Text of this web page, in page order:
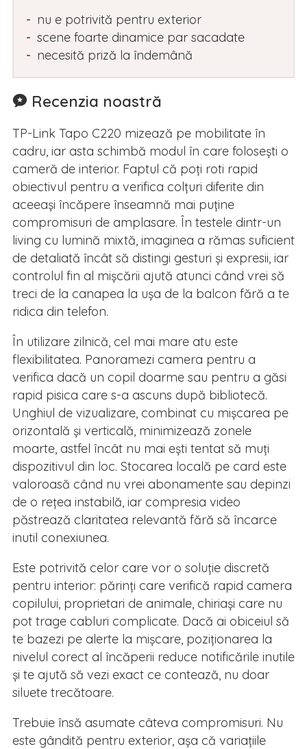
nu e potrivită pentru exterior
scene foarte dinamice par sacadate
necesită priză la îndemână
Recenzia noastră
TP-Link Tapo C220 mizează pe mobilitate în
cadru, iar asta schimbă modul în care folosești o
cameră de interior. Faptul că poți roti rapid
obiectivul pentru a verifica colțuri diferite din
aceeași încăpere înseamnă mai puține
compromisuri de amplasare. În testele dintr-un
living cu lumină mixtă, imaginea a rămas suficient
de detaliată încât să distingi gesturi și expresii, iar
controlul fin al mișcării ajută atunci când vrei să
treci de la canapea la ușa de la balcon fără a te
ridica din telefon.
În utilizare zilnică, cel mai mare atu este
flexibilitatea. Panoramezi camera pentru a
verifica dacă un copil doarme sau pentru a găsi
rapid pisica care s-a ascuns după bibliotecă.
Unghiul de vizualizare, combinat cu mișcarea pe
orizontală și verticală, minimizează zonele
moarte, astfel încât nu mai ești tentat să muți
dispozitivul din loc. Stocarea locală pe card este
valoroasă când nu vrei abonamente sau depinzi
de o rețea instabilă, iar compresia video
păstrează claritatea relevantă fără să încarce
inutil conexiunea.
Este potrivită celor care vor o soluție discretă
pentru interior: părinți care verifică rapid camera
copilului, proprietari de animale, chiriași care nu
pot trage cabluri complicate. Dacă ai obiceiul să
te bazezi pe alerte la mișcare, poziționarea la
nivelul corect al încăperii reduce notificările inutile
și te ajută să vezi exact ce contează, nu doar
siluete trecătoare.
Trebuie însă asumate câteva compromisuri. Nu
este gândită pentru exterior, așa că variațiile